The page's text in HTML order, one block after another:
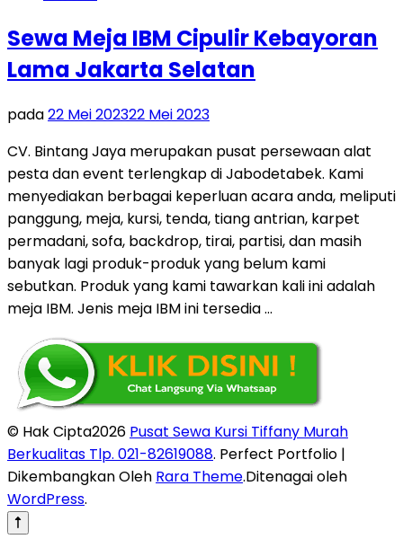
Sewa Meja IBM Cipulir Kebayoran
Lama Jakarta Selatan
pada22 Mei 202322 Mei 2023
CV. Bintang Jaya merupakan pusat persewaan alat
pesta dan event terlengkap di Jabodetabek. Kami
menyediakan berbagai keperluan acara anda, meliputi
panggung, meja, kursi, tenda, tiang antrian, karpet
permadani, sofa, backdrop, tirai, partisi, dan masih
banyak lagi produk-produk yang belum kami
sebutkan. Produk yang kami tawarkan kali ini adalah
meja IBM. Jenis meja IBM ini tersedia …
© Hak Cipta2026 Pusat Sewa Kursi Tiffany Murah
Berkualitas Tlp. 021-82619088. Perfect Portfolio |
Dikembangkan Oleh Rara Theme.Ditenagai oleh
WordPress.